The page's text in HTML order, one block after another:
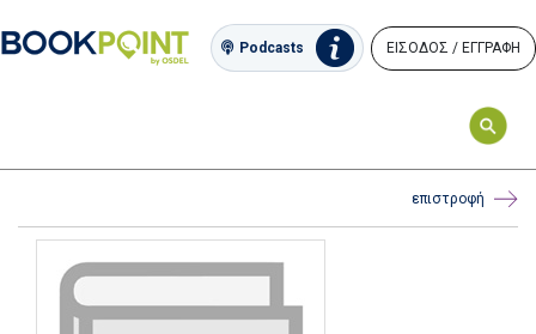
Podcasts ΕΙΣΟΔΟΣ / ΕΓΓΡΑΦΗ
επιστροφή